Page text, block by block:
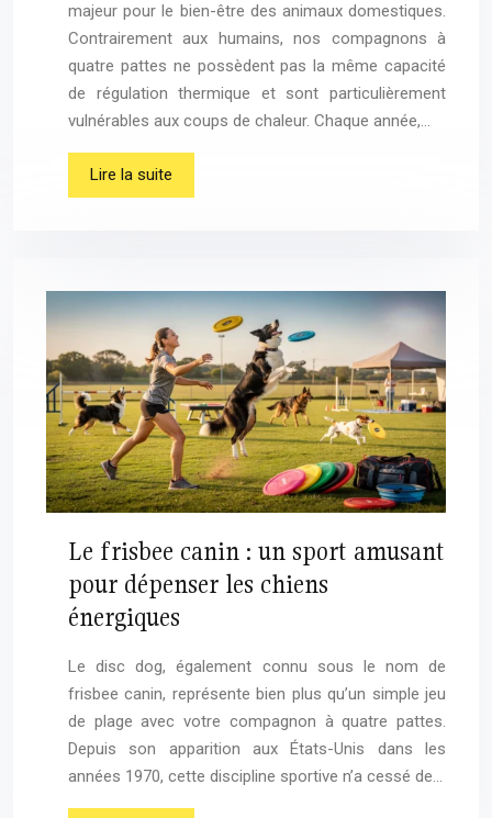
majeur pour le bien-être des animaux domestiques.
Contrairement aux humains, nos compagnons à
quatre pattes ne possèdent pas la même capacité
de régulation thermique et sont particulièrement
vulnérables aux coups de chaleur. Chaque année,…
Lire la suite
Le frisbee canin : un sport amusant
pour dépenser les chiens
énergiques
Le disc dog, également connu sous le nom de
frisbee canin, représente bien plus qu’un simple jeu
de plage avec votre compagnon à quatre pattes.
Depuis son apparition aux États-Unis dans les
années 1970, cette discipline sportive n’a cessé de…